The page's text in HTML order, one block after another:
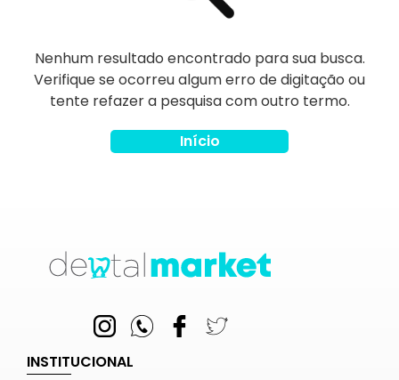
Nenhum resultado encontrado para sua busca.
Verifique se ocorreu algum erro de digitação ou
tente refazer a pesquisa com outro termo.
Início
INSTITUCIONAL